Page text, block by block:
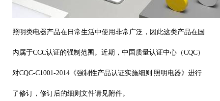
照明类电器产品在日常生活中使用非常广泛，因此这类产品在国
内属于CCC认证的强制范围。 近期，中国质量认证中心（CQC）
对CQC-C1001-2014 《强制性产品认证实施细则 照明电器》进行
了修订，修订后的细则文件请见附件。